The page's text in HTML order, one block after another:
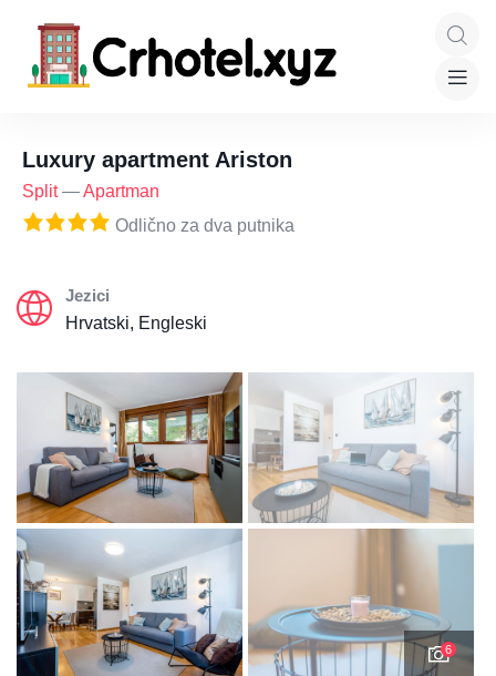
Luxury apartment Ariston
Split—Apartman
Odlično za dva putnika
Jezici
Hrvatski, Engleski
6